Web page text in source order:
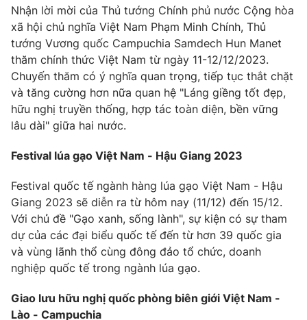
Photo Infographic
Video Shorts video
VTV Money VTV Thể thao
VTV Sức khoẻ Bất động sản
Thị trường 24h Tấm lòng Việt
VTV4 Vươn mình bằng AI
VTV9 VTV8
Liên hệ tòa soạn
Nhận lời mời của Thủ tướng Chính phủ nước Cộng hòa
xã hội chủ nghĩa Việt Nam Phạm Minh Chính, Thủ
tướng Vương quốc Campuchia Samdech Hun Manet
thăm chính thức Việt Nam từ ngày 11-12/12/2023.
Chuyến thăm có ý nghĩa quan trọng, tiếp tục thắt chặt
và tăng cường hơn nữa quan hệ "Láng giềng tốt đẹp,
hữu nghị truyền thống, hợp tác toàn diện, bền vững
lâu dài" giữa hai nước.
Festival lúa gạo Việt Nam - Hậu Giang 2023
Festival quốc tế ngành hàng lúa gạo Việt Nam - Hậu
Giang 2023 sẽ diễn ra từ hôm nay (11/12) đến 15/12.
Với chủ đề "Gạo xanh, sống lành", sự kiện có sự tham
dự của các đại biểu quốc tế đến từ hơn 39 quốc gia
và vùng lãnh thổ cùng đông đảo tổ chức, doanh
nghiệp quốc tế trong ngành lúa gạo.
Giao lưu hữu nghị quốc phòng biên giới Việt Nam -
Lào - Campuchia